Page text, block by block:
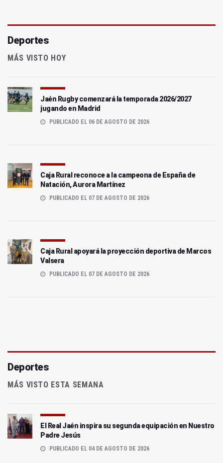
Deportes
MÁS VISTO HOY
Jaén Rugby comenzará la temporada 2026/2027
jugando en Madrid
PUBLICADO EL 06 DE AGOSTO DE 2026
Caja Rural reconoce a la campeona de España de
Natación, Aurora Martínez
PUBLICADO EL 07 DE AGOSTO DE 2026
Caja Rural apoyará la proyección deportiva de Marcos
Valsera
PUBLICADO EL 07 DE AGOSTO DE 2026
Deportes
MÁS VISTO ESTA SEMANA
El Real Jaén inspira su segunda equipación en Nuestro
Padre Jesús
PUBLICADO EL 04 DE AGOSTO DE 2026